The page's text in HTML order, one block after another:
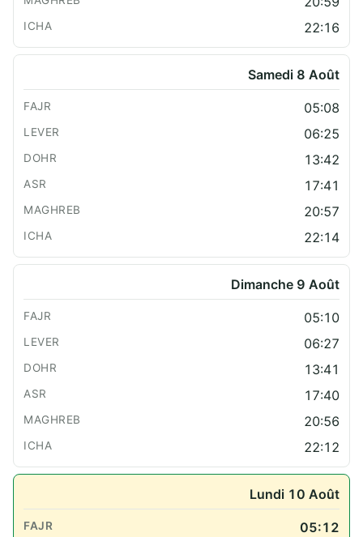
22:16
Samedi 8 Août
05:08
06:25
13:42
17:41
20:57
22:14
Dimanche 9 Août
05:10
06:27
13:41
17:40
20:56
22:12
Lundi 10 Août
05:12